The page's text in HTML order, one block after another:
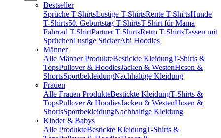
Bestseller
Sprüche T-ShirtsLustige T-ShirtsRente T-ShirtsHunde
T-Shirts50. Geburtstag T-ShirtsT-Shirt für Mama
Fahrrad T-ShirtPartner T-ShirtsRetro T-ShirtsTassen mit
SprüchenLustige StickerAbi Hoodies
Männer
Alle Männer ProdukteBestickte KleidungT-Shirts &
TopsPullover & HoodiesJacken & WestenHosen &
ShortsSportbekleidungNachhaltige Kleidung
Frauen
Alle Frauen ProdukteBestickte KleidungT-Shirts &
TopsPullover & HoodiesJacken & WestenHosen &
ShortsSportbekleidungNachhaltige Kleidung
Kinder & Babys
Alle ProdukteBestickte KleidungT-Shirts &